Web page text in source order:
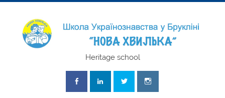
Skip
"Нова
Heritage school